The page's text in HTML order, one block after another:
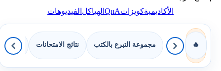
الأكاديميةكويزاتQnAالهياكلالفيديوهات
🔥 مجموعة التبرع بالكتب نتائج الامتحانات